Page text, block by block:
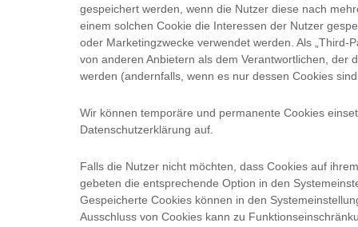
gespeichert werden, wenn die Nutzer diese nach
einem solchen Cookie die Interessen der Nutzer
oder Marketingzwecke verwendet werden. Als „Third-
von anderen Anbietern als dem Verantwortlichen, der
werden (andernfalls, wenn es nur dessen Cookies
Wir können temporäre und permanente Cookies
Datenschutzerklärung auf.
Falls die Nutzer nicht möchten, dass Cookies auf
gebeten die entsprechende Option in den
Gespeicherte Cookies können in den
Ausschluss von Cookies kann zu